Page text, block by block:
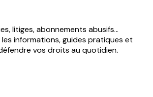
litiges, abonnements abusifs...
informations, guides pratiques et
vos droits au quotidien.